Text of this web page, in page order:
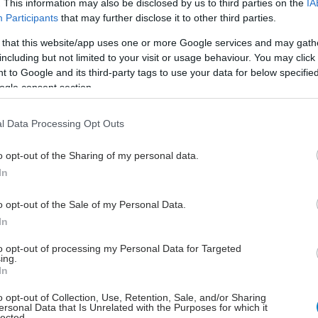
This information may also be disclosed by us to third parties on the
Participants that may further disclose it to other third parties.
that this website/app uses one or more Google services and may
but not limited to your visit or usage behaviour. You may
to Google and its third-party tags to use your data for below
consent section.
Data Processing Opt Outs
opt-out of the Sharing of my personal data.
opt-out of the Sale of my Personal Data.
opt-out of processing my Personal Data for Targeted
opt-out of Collection, Use, Retention, Sale, and/or Sharing
Data that Is Unrelated with the Purposes for which it
αντίσωμα για την πρόληψη του RSV στα
εγκρίθηκε στην ΕΕ
σκεύασμα έρχεται να προστεθεί στις ήδη δύο
επιλογές.
Σε κορύφωση οι νοσηλείες ασθενών με
[πίνακες]
τα στοιχεία του ΕΟΔΥ, του ECDC και του δικτύου
06 Μαρτίου 2026, 14:44